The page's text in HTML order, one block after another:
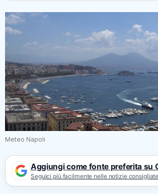
Meteo Napoli
Aggiungi come fonte preferita su
Seguici più facilmente nelle notizie consigliate